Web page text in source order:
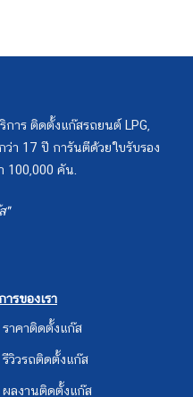
การ ติดตั้งแก๊สรถยนต์ LPG,
า 17 ปี การันตีด้วยใบรับรอง
100,000 คัน.
"
ารของเรา
ราคาติดตั้งแก๊ส
รีวิวรถติดตั้งแก๊ส
ผลงานติดตั้งแก๊ส